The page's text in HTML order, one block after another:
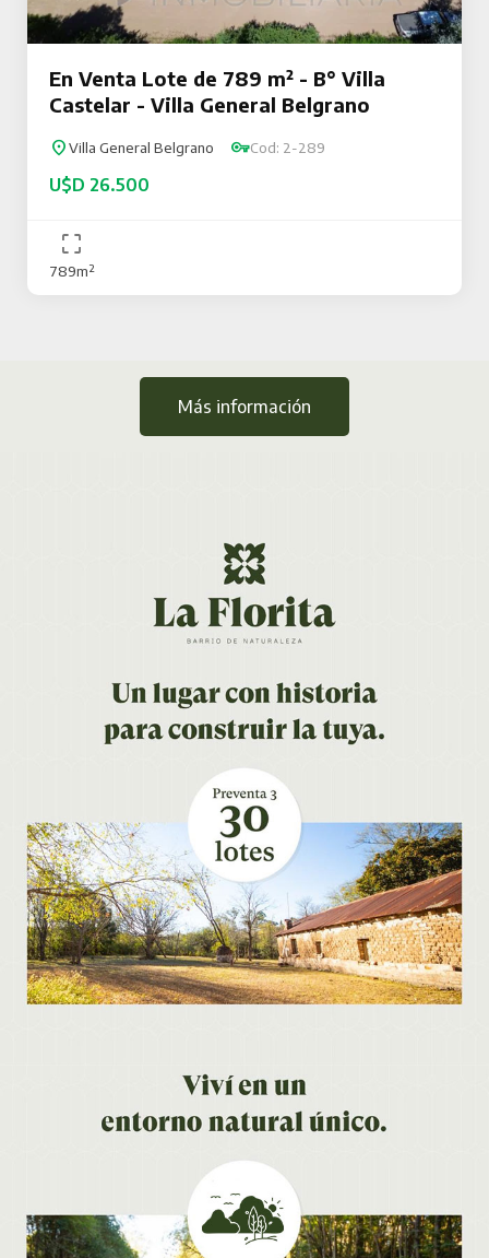
En Venta Lote de 789 m² - B° Villa
Castelar - Villa General Belgrano
Villa General Belgrano Cod: 2-289
U$D 26.500
789m²
Más información